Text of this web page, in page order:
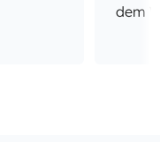
dem